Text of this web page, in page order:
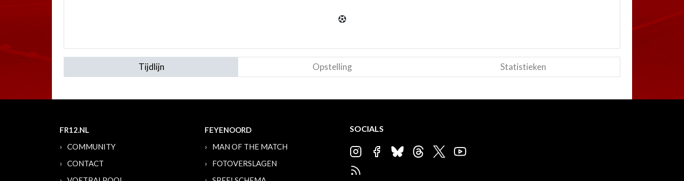
Tijdlijn Opstelling Statistieken
FR12.NL
COMMUNITY
CONTACT
FEYENOORD
MAN OF THE MATCH
FOTOVERSLAGEN
SOCIALS